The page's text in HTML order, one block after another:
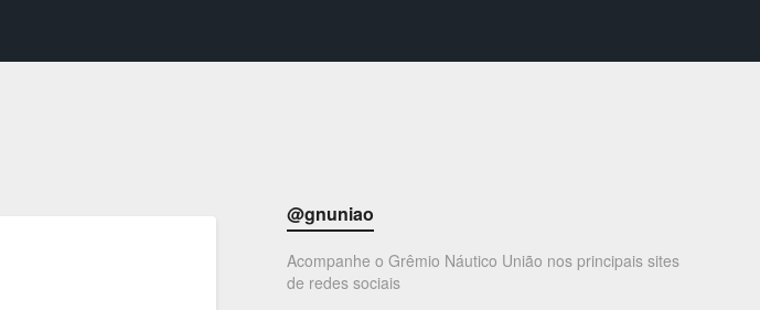
@gnuniao
Acompanhe o Grêmio Náutico União nos principais sites
de redes sociais